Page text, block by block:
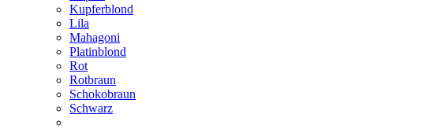
Kupferblond
Lila
Mahagoni
Platinblond
Rot
Rotbraun
Schokobraun
Schwarz